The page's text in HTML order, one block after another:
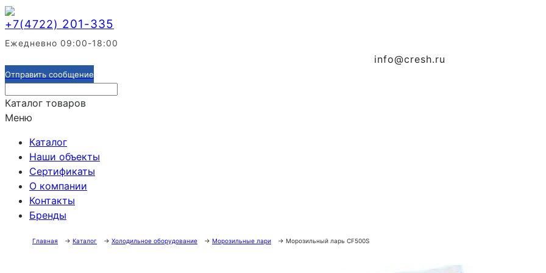
+7(4722) 201-335
Ежедневно 09:00-18:00
info@cresh.ru
Отправить сообщение
Каталог товаров
Меню
Каталог
Наши объекты
Сертификаты
О компании
Контакты
Бренды
Главная → Каталог → Холодильное оборудование → Морозильные лари → Морозильный ларь CF500S